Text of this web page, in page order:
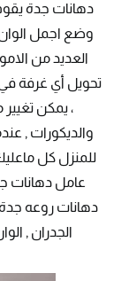
دهانات جدة
وضع اجمل الوان
العديد من
تحويل أي غرفة في
، يمكن
والديكورات ,
للمنزل كل
عامل دهانات
دهانات روعه
الجدران ,